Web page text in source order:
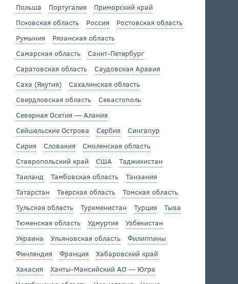
Польша
Португалия
Приморский край
Псковская область
Россия
Ростовская область
Румыния
Рязанская область
Самарская область
Санкт-Петербург
Саратовская область
Саудовская Аравия
Саха (Якутия)
Сахалинская область
Свердловская область
Севастополь
Северная Осетия — Алания
Сейшельские Острова
Сербия
Сингапур
Сирия
Словакия
Смоленская область
Ставропольский край
США
Таджикистан
Таиланд
Тамбовская область
Танзания
Татарстан
Тверская область
Томская область
Тульская область
Туркменистан Турция
Тыва
Тюменская область
Удмуртия
Узбекистан
Украина
Ульяновская область
Филиппины
Финляндия
Франция
Хабаровский край
Хакасия
Ханты-Мансийский АО — Югра